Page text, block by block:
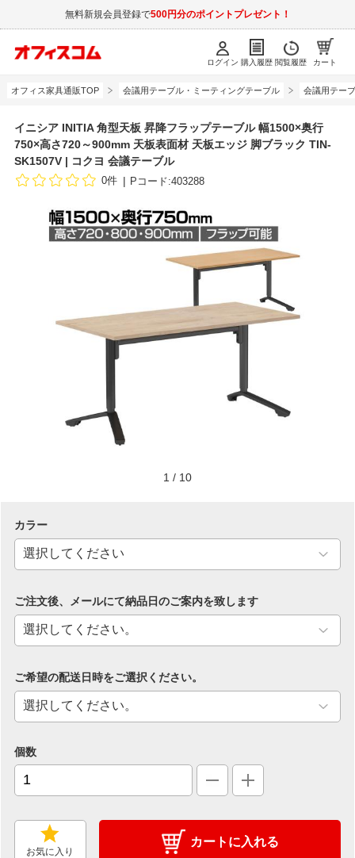
無料新規会員登録で500円分のポイントプレゼント！
ログイン 購入履歴 閲覧履歴 カート
オフィス家具通販TOP 会議用テーブル・ミーティングテーブル 会議用テー
イニシア INITIA 角型天板 昇降フラップテーブル 幅1500×奥行
750×高さ720～900mm 天板表面材 天板エッジ 脚ブラック TIN-
SK1507V | コクヨ 会議テーブル
0件 Pコード:403288
1 / 10
カラー
ご注文後、メールにて納品日のご案内を致します
ご希望の配送日時をご選択ください。
個数
お気に入り
カートに入れる